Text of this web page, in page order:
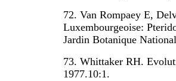
72. Van Rompaey E,
Luxembourgeoise:
Jardin Botanique
73. Whittaker RH.
1977.10:1.